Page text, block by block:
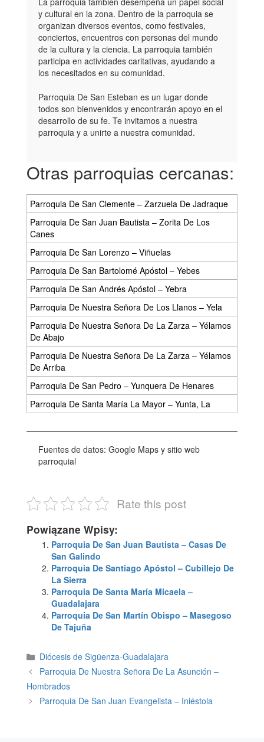
y cultural en la zona. Dentro de la parroquia se
organizan diversos eventos, como festivales,
conciertos, encuentros con personas del mundo
de la cultura y la ciencia. La parroquia también
participa en actividades caritativas, ayudando a
los necesitados en su comunidad.
Parroquia De San Esteban es un lugar donde
todos son bienvenidos y encontrarán apoyo en el
desarrollo de su fe. Te invitamos a nuestra
parroquia y a unirte a nuestra comunidad.
Otras parroquias cercanas:
Parroquia De San Clemente – Zarzuela De Jadraque
Parroquia De San Juan Bautista – Zorita De Los
Canes
Parroquia De San Lorenzo – Viñuelas
Parroquia De San Bartolomé Apóstol – Yebes
Parroquia De San Andrés Apóstol – Yebra
Parroquia De Nuestra Señora De Los Llanos – Yela
Parroquia De Nuestra Señora De La Zarza – Yélamos
De Abajo
Parroquia De Nuestra Señora De La Zarza – Yélamos
De Arriba
Parroquia De San Pedro – Yunquera De Henares
Parroquia De Santa María La Mayor – Yunta, La
Fuentes de datos: Google Maps y sitio web
parroquial
Rate this post
Powiązane Wpisy:
Parroquia De San Juan Bautista – Casas De
San Galindo
Parroquia De Santiago Apóstol – Cubillejo De
La Sierra
Parroquia De Santa María Micaela –
Guadalajara
Parroquia De San Martín Obispo – Masegoso
De Tajuña
Categories
Diócesis de Sigüenza-Guadalajara
Parroquia De Nuestra Señora De La Asunción –
Hombrados
Parroquia De San Juan Evangelista – Iniéstola